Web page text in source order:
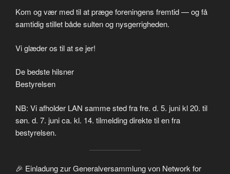
Kom og vær med til at præge foreningens fremtid — og få
samtidig stillet både sulten og nysgerrigheden.
Vi glæder os til at se jer!
De bedste hilsner
Bestyrelsen
NB: Vi afholder LAN samme sted fra fre. d. 5. juni kl 20. til
søn. d. 7. juni ca. kl. 14. tilmelding direkte til en fra
bestyrelsen.
🎉 Einladung zur Generalversammlung von Network for